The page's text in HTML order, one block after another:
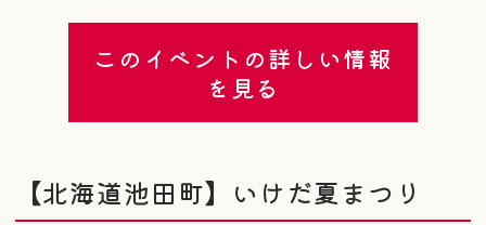
このイベントの詳しい情報
を見る
【北海道池田町】いけだ夏まつり